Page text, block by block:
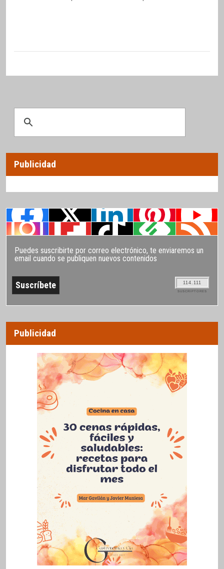
Publicidad
Puedes suscribirte por correo electrónico, te enviaremos un
email cuando se publiquen nuevos contenidos
114.111
SUSCRIPTORES
Publicidad